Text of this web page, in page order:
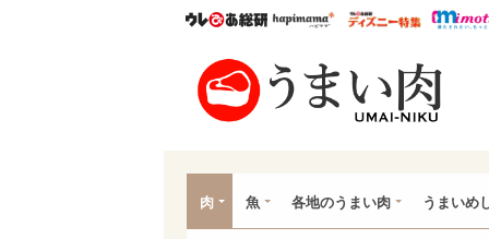
ウレぴあ総研ハピママ*
ウレぴ
肉 魚 各地のうまい肉 うまいめ